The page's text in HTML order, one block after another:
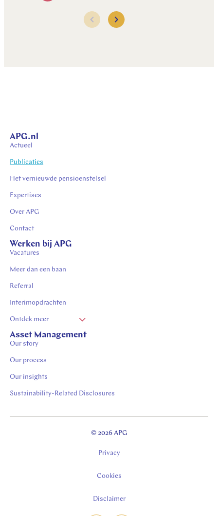
APG.nl
Actueel
Publicaties
Het vernieuwde pensioenstelsel
Expertises
Over APG
Contact
Werken bij APG
Vacatures
Meer dan een baan
Referral
Interimopdrachten
Ontdek meer
Vacatures Zuid Limburg
Stages in Zuid-Limburg
Asset Management
Our story
Our process
Our insights
Sustainability-Related Disclosures
© 2026 APG
Privacy
Cookies
Disclaimer